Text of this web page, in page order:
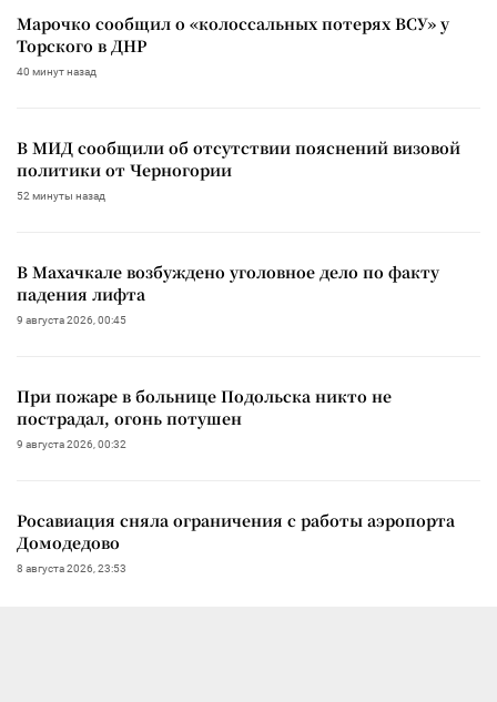
Марочко сообщил о «колоссальных потерях ВСУ» у
Торского в ДНР
40 минут назад
В МИД сообщили об отсутствии пояснений визовой
политики от Черногории
52 минуты назад
В Махачкале возбуждено уголовное дело по факту
падения лифта
9 августа 2026, 00:45
При пожаре в больнице Подольска никто не
пострадал, огонь потушен
9 августа 2026, 00:32
Росавиация сняла ограничения с работы аэропорта
Домодедово
8 августа 2026, 23:53